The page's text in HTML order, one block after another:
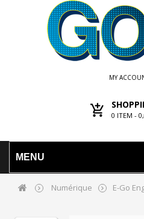
MY
0 ITEM -
MENU
Numérique E-Go